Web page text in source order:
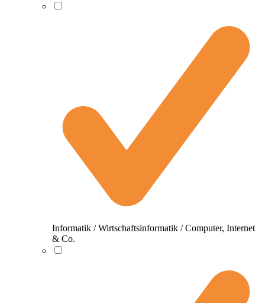
Informatik / Wirtschaftsinformatik / Computer, Internet
& Co.